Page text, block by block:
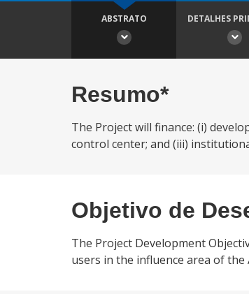
ABSTRATO DETALHES
Resumo*
The Project will finance: (i)
control center; and (iii)
Objetivo de
The Project Development
users in the influence area of